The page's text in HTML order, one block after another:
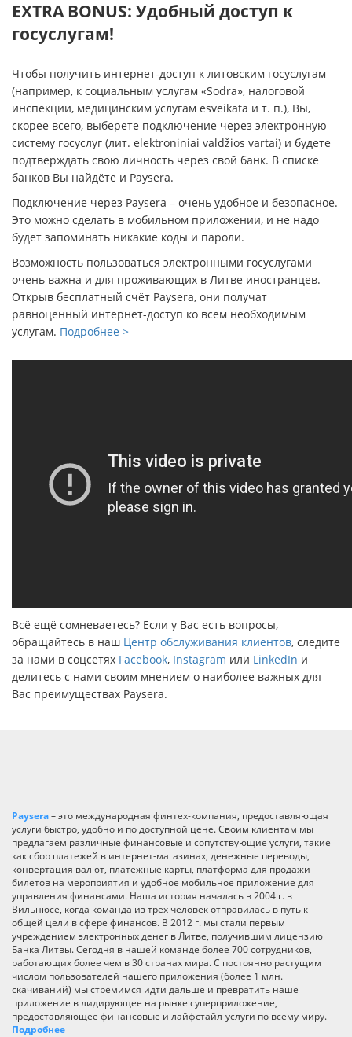
EXTRA BONUS: Удобный доступ к
госуслугам!
Чтобы получить интернет-доступ к литовским госуслугам
(например, к социальным услугам «Sodra», налоговой
инспекции, медицинским услугам esveikata и т. п.), Вы,
скорее всего, выберете подключение через электронную
систему госуслуг (лит. elektroniniai valdžios vartai) и будете
подтверждать свою личность через свой банк. В списке
банков Вы найдёте и Paysera.
Подключение через Paysera – очень удобное и безопасное.
Это можно сделать в мобильном приложении, и не надо
будет запоминать никакие коды и пароли.
Возможность пользоваться электронными госуслугами
очень важна и для проживающих в Литве иностранцев.
Открыв бесплатный счёт Paysera, они получат
равноценный интернет-доступ ко всем необходимым
услугам. Подробнее >
Всё ещё сомневаетесь? Если у Вас есть вопросы,
обращайтесь в наш Центр обслуживания клиентов, следите
за нами в соцсетях Facebook, Instagram или LinkedIn и
делитесь с нами своим мнением о наиболее важных для
Вас преимуществах Paysera.
Paysera– это международная финтех-компания, предоставляющая
услуги быстро, удобно и по доступной цене. Своим клиентам мы
предлагаем различные финансовые и сопутствующие услуги, такие
как сбор платежей в интернет-магазинах, денежные переводы,
конвертация валют, платежные карты, платформа для продажи
билетов на мероприятия и удобное мобильное приложение для
управления финансами. Наша история началась в 2004 г. в
Вильнюсе, когда команда из трех человек отправилась в путь к
общей цели в сфере финансов. В 2012 г. мы стали первым
учреждением электронных денег в Литве, получившим лицензию
Банка Литвы. Сегодня в нашей команде более 700 сотрудников,
работающих более чем в 30 странах мира. С постоянно растущим
числом пользователей нашего приложения (более 1 млн.
скачиваний) мы стремимся идти дальше и превратить наше
приложение в лидирующее на рынке суперприложение,
предоставляющее финансовые и лайфстайл-услуги по всему миру.
Подробнее